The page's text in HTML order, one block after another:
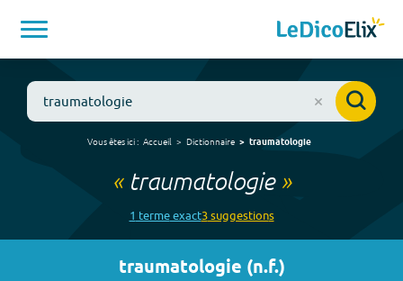
Vous êtes ici : Accueil Dictionnaire traumatologie
« traumatologie»
1 termeexact3suggestions
traumatologie (n.f.)